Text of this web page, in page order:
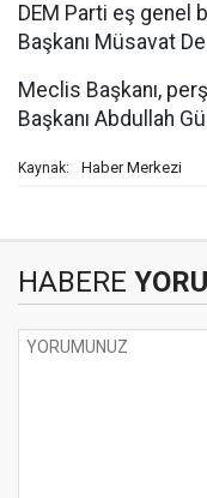
DEM Parti eş genel
Başkanı Müsavat
Meclis Başkanı,
Başkanı Abdullah
Kaynak: Haber Merkezi
HABERE